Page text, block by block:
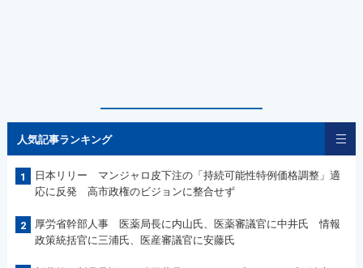
人気記事ランキング
1
日本リリー マンジャロ皮下注の「持続可能性特例価格調整」適
応に反発 高市政権のビジョンに整合せず
2
厚労省幹部人事 医薬局長に内山氏、医薬審議官に中井氏 情報
政策統括官に三浦氏、医産審議官に安藤氏